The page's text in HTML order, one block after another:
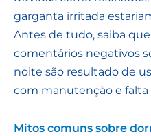
garganta irritada
Antes de tudo, saiba
comentários negativos
noite são resultado de
com manutenção e falta
Mitos comuns sobre